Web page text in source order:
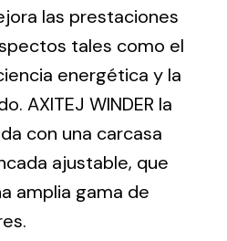
solares para todo tipo
las prestaciones
tales como el
energética y la
AXITEJ WINDER la
con una carcasa
ajustable, que
amplia gama de